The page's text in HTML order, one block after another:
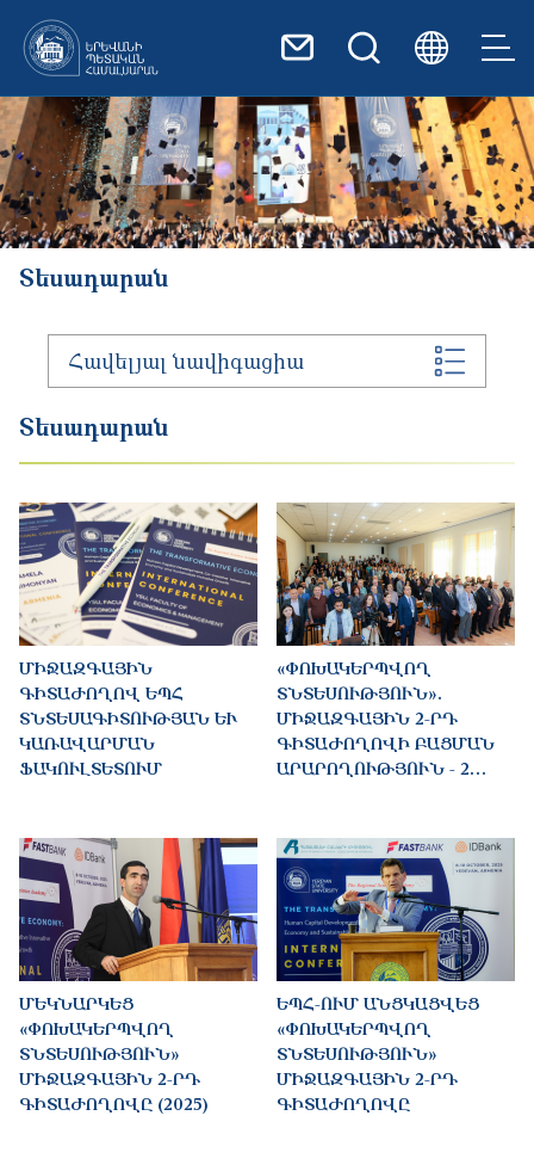
Տեսադարան
Image
Հավելյալ նավիգացիա
Տեսադարան
ՄԻՋԱԶԳԱՅԻՆ
ԳԻՏԱԺՈՂՈՎ ԵՊՀ
ՏՆՏԵՍԱԳԻՏՈՒԹՅԱՆ ԵՒ Կ
ԱՌԱՎԱՐՄԱՆ Ֆ
ԱԿՈՒԼՏԵՏՈՒՄ
«ՓՈԽԱԿԵՐՊՎՈՂ
ՏՆՏԵՍՈՒԹՅՈՒՆ».
ՄԻՋԱԶԳԱՅԻՆ 2-ՐԴ
ԳԻՏԱԺՈՂՈՎԻ ԲԱՑՄԱՆ
ԱՐԱՐՈՂՈՒԹՅՈՒՆ - 2…
ՄԵԿՆԱՐԿԵՑ
«ՓՈԽԱԿԵՐՊՎՈՂ
ՏՆՏԵՍՈՒԹՅՈՒՆ»
ՄԻՋԱԶԳԱՅԻՆ 2-ՐԴ
ԳԻՏԱԺՈՂՈՎԸ (2025)
ԵՊՀ-ՈՒՄ ԱՆՑԿԱՑՎԵՑ
«ՓՈԽԱԿԵՐՊՎՈՂ
ՏՆՏԵՍՈՒԹՅՈՒՆ»
ՄԻՋԱԶԳԱՅԻՆ 2-ՐԴ
ԳԻՏԱԺՈՂՈՎԸ